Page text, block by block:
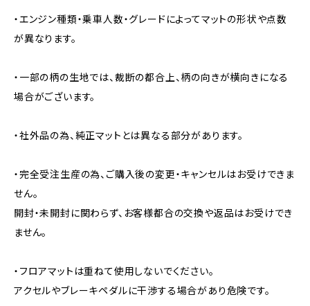
・エンジン種類・乗車人数・グレードによってマットの形状や点数
が異なります。
・一部の柄の生地では、裁断の都合上、柄の向きが横向きになる
場合がございます。
・社外品の為、純正マットとは異なる部分があります。
・完全受注生産の為、ご購入後の変更・キャンセルはお受けできま
せん。
開封・未開封に関わらず、お客様都合の交換や返品はお受けでき
ません。
・フロアマットは重ねて使用しないでください。
アクセルやブレーキペダルに干渉する場合があり危険です。